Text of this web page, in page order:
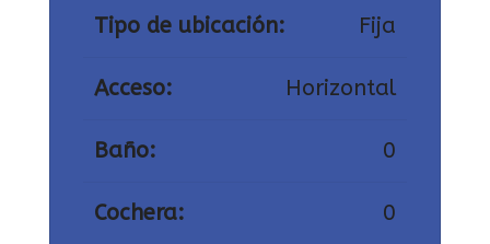
Tipo de ubicación: Fija
Acceso: Horizontal
Baño: 0
Cochera: 0